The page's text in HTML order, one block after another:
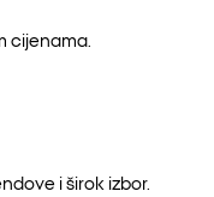
cijenama.
i širok izbor.